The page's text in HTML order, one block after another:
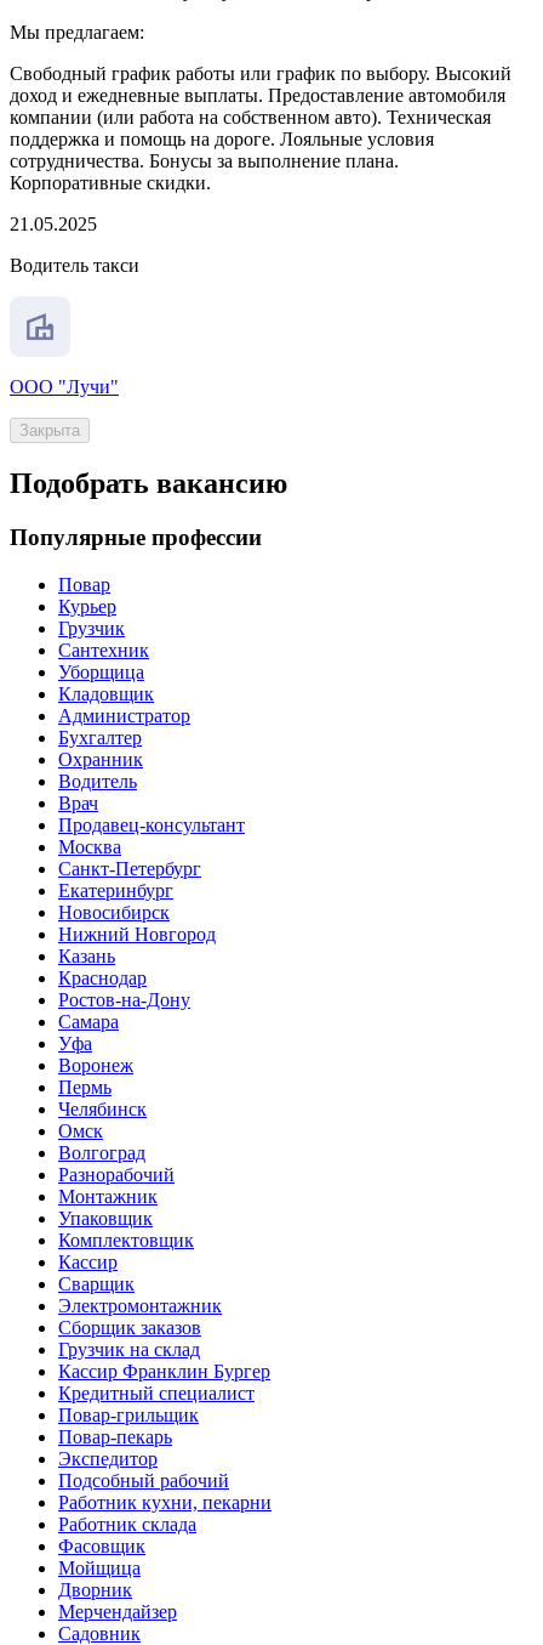
Мы предлагаем:
Свободный график работы или график по выбору. Высокий
доход и ежедневные выплаты. Предоставление автомобиля
компании (или работа на собственном авто). Техническая
поддержка и помощь на дороге. Лояльные условия
сотрудничества. Бонусы за выполнение плана.
Корпоративные скидки.
21.05.2025
Водитель такси
ООО "Лучи"
Закрыта
Подобрать вакансию
Популярные профессии
Повар
Курьер
Грузчик
Сантехник
Уборщица
Кладовщик
Администратор
Бухгалтер
Охранник
Водитель
Врач
Продавец-консультант
Москва
Санкт-Петербург
Екатеринбург
Новосибирск
Нижний Новгород
Казань
Краснодар
Ростов-на-Дону
Самара
Уфа
Воронеж
Пермь
Челябинск
Омск
Волгоград
Разнорабочий
Монтажник
Упаковщик
Комплектовщик
Кассир
Сварщик
Электромонтажник
Сборщик заказов
Грузчик на склад
Кассир Франклин Бургер
Кредитный специалист
Повар-грильщик
Повар-пекарь
Экспедитор
Подсобный рабочий
Работник кухни, пекарни
Работник склада
Фасовщик
Мойщица
Дворник
Мерчендайзер
Садовник